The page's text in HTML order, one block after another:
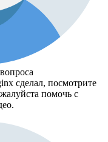
сделал, посмотрите
помочь с